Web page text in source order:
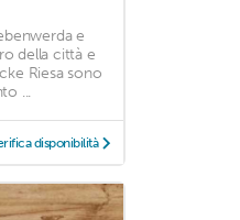
e
della città e
Riesa sono
...
disponibilità